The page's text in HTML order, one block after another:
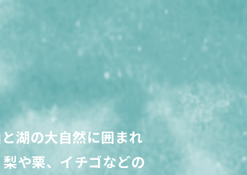
湖の大自然に囲まれ
や栗、イチゴなどの